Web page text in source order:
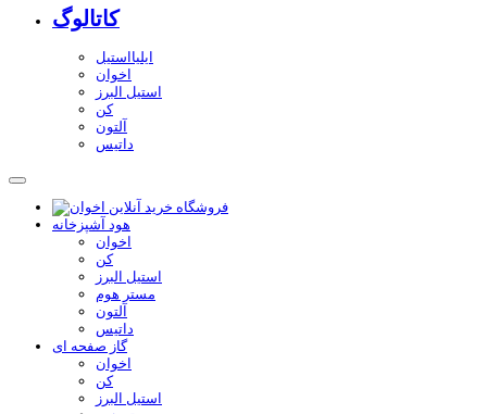
کاتالوگ
ایلیااستیل
اخوان
استیل البرز
کن
آلتون
داتیس
هود آشپزخانه
اخوان
کن
استیل البرز
مستر هوم
آلتون
داتیس
گاز صفحه ای
اخوان
کن
استیل البرز